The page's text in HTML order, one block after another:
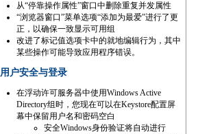
从“停靠操作属性”窗口中删除重复并发属性
“浏览器窗口”菜单选项“添加为最爱”进行了更
正，以确保一致显示可用组
改进了标记值选项卡中的就地编辑行为，其中
某些操作可能导致应用程序错误。
用户安全与登录
在浮动许可服务器中使用Windows Active
Directory组时，您现在可以在Keystore配置屏
幕中保留用户名和密码空白
安全Windows身份验证将自动进行